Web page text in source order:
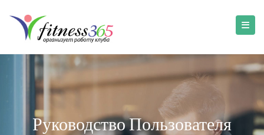
Руководство Пользователя